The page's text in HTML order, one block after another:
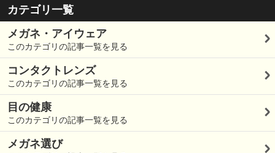
カテゴリ一覧
メガネ・アイウェア
このカテゴリの記事一覧を見る
コンタクトレンズ
このカテゴリの記事一覧を見る
目の健康
このカテゴリの記事一覧を見る
メガネ選び